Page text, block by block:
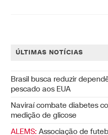
ÚLTIMAS NOTÍCIAS
Brasil busca reduzir
pescado aos EUA
Naviraí combate diabetes
medição de glicose
ALEMS: Associação de